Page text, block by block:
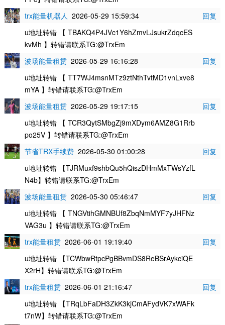
trx能量机器人 2026-05-29 15:59:34
回复
u地址转错 【 TBAKQ4P4JVc1Y6hZmvLJsukrZdqcES
kvMh 】转错请联系TG:@TrxEm
波场能量租赁 2026-05-29 16:16:28
回复
u地址转错 【 TT7WJ4msnMTz9ztNthTvtMD1vnLxve8
mYA 】转错请联系TG:@TrxEm
波场能量租赁 2026-05-29 19:17:15
回复
u地址转错 【 TCR3QytSMbgZj9mXDym6AMZ8G1Rrb
po25V 】转错请联系TG:@TrxEm
节省TRX手续费 2026-05-30 01:00:28
回复
u地址转错 【TJRMuxf9shbQu5hQiszDHmMxTWsYzfL
N4b】转错请联系TG:@TrxEm
波场能量租赁 2026-05-30 05:46:47
回复
u地址转错 【 TNGVtihGMNBUf8ZbqNmMYF7yJHFNz
VAG3u 】转错请联系TG:@TrxEm
trx能量租赁 2026-06-01 19:19:40
回复
u地址转错 【TCWbwRtpcPgBBvmDS8ReBSrAykciQE
X2rH】转错请联系TG:@TrxEm
trx能量租赁 2026-06-01 21:16:47
回复
u地址转错 【TRqLbFaDH3ZkK3kjCmAFydVK7xWAFk
t7nW】转错请联系TG:@TrxEm